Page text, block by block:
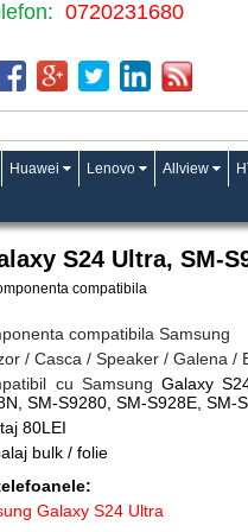
0720231680
Huawei Lenovo Allview
S24 Ultra, SM-
compatibila
compatibila Samsung
/ Casca / Speaker / Galena /
cu Samsung Galaxy
SM-S9280, SM-S928E, SM-
80LEI
bulk / folie
Galaxy S24 Ultra